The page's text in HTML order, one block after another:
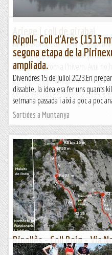
La vall d'Orlú, que me la va
i amic Russi, un racó molt especial,
tant a l'estiu com a l'hivern. Avui no hi
Relats de muntanya
Ripoll- Coll d'Ares (1513
segona etapa de la
ampliada.
Divendres 15 de Juliol 2023.En
dissabte, la idea era fer uns quants
setmana passada i així a poc a poc
Sortides a Muntanya
Ripollès - Coll Roig - Via